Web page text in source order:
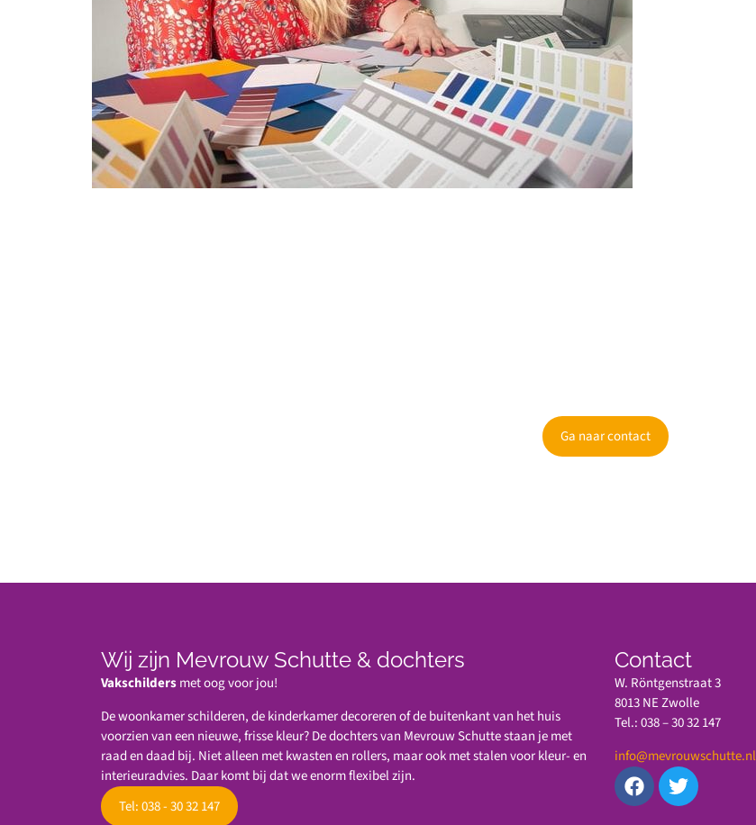
Ga naar contact
Wij zijn Mevrouw Schutte & dochters
Vakschildersmet oog voor jou!
De woonkamer schilderen, de kinderkamer decoreren of de buitenkant van het huis
voorzien van een nieuwe, frisse kleur? De dochters van Mevrouw Schutte staan je met
raad en daad bij. Niet alleen met kwasten en rollers, maar ook met stalen voor kleur- en
interieuradvies. Daar komt bij dat we enorm flexibel zijn.
Tel: 038 - 30 32 147
Contact
W. Röntgenstraat 3
8013 NE Zwolle
Tel.: 038 – 30 32 147
info@mevrouwschutte.nl